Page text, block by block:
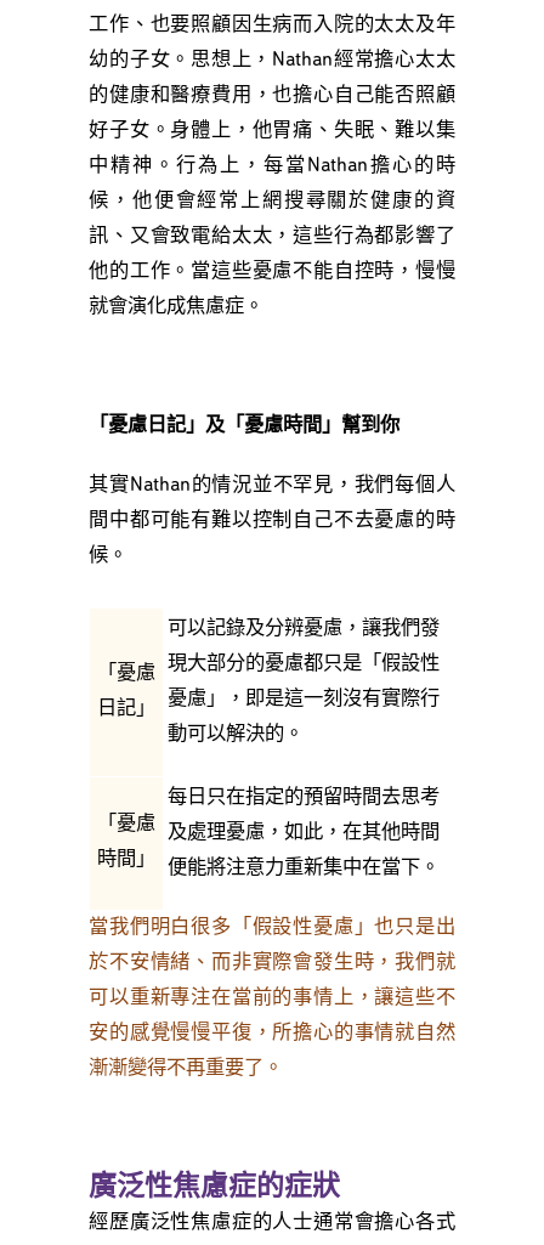
工作、也要照顧因生病而入院的太太及年
幼的子女。思想上，Nathan經常擔心太太
的健康和醫療費用，也擔心自己能否照顧
好子女。身體上，他胃痛、失眠、難以集
中精神。行為上，每當Nathan擔心的時
候，他便會經常上網搜尋關於健康的資
訊、又會致電給太太，這些行為都影響了
他的工作。當這些憂慮不能自控時，慢慢
就會演化成焦慮症。
「憂慮日記」及「憂慮時間」幫到你
其實Nathan的情況並不罕見，我們每個人
間中都可能有難以控制自己不去憂慮的時
候。
「憂慮
日記」
可以記錄及分辨憂慮，讓我們發
現大部分的憂慮都只是「假設性
憂慮」，即是這一刻沒有實際行
動可以解決的。
「憂慮
時間」
每日只在指定的預留時間去思考
及處理憂慮，如此，在其他時間
便能將注意力重新集中在當下。
當我們明白很多「假設性憂慮」也只是出
於不安情緒、而非實際會發生時，我們就
可以重新專注在當前的事情上，讓這些不
安的感覺慢慢平復，所擔心的事情就自然
漸漸變得不再重要了。
廣泛性焦慮症的症狀
經歷廣泛性焦慮症的人士通常會擔心各式